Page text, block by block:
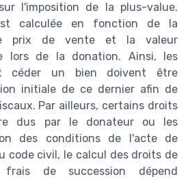
l'imposition de la plus-value.
calculée en fonction de la
prix de vente et la valeur
lors de la donation. Ainsi, les
céder un bien doivent être
initiale de ce dernier afin de
Par ailleurs, certains droits
dus par le donateur ou les
des conditions de l'acte de
code civil, le calcul des droits de
de succession dépend